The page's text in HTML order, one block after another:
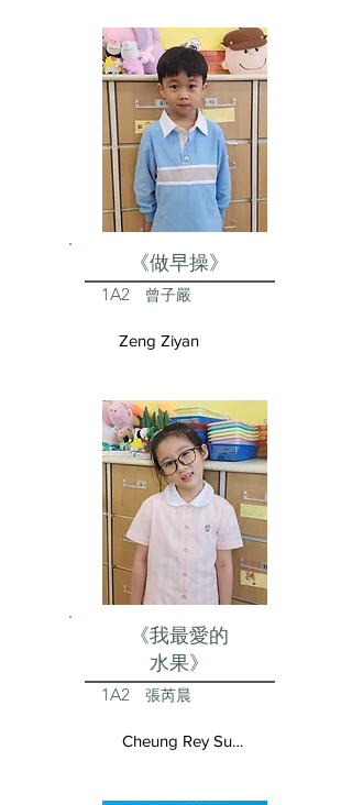
《做早操》
1A2 曾子嚴
Zeng Ziyan
《我最愛的
水果》
1A2 張芮晨
Cheung Rey Sun Vivienne